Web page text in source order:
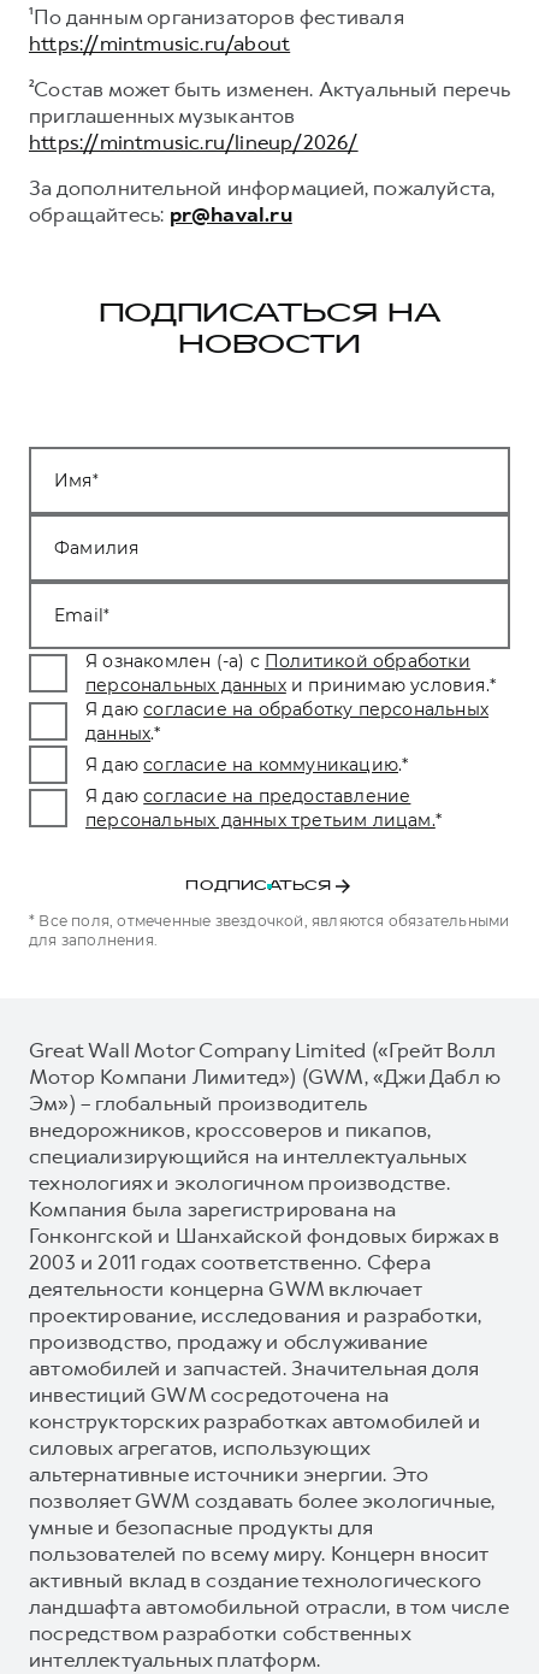
¹По данным организаторов фестиваля
https://mintmusic.ru/about
²Состав может быть изменен. Актуальный перечь
приглашенных музыкантов
https://mintmusic.ru/lineup/2026/
За дополнительной информацией, пожалуйста,
обращайтесь: pr@haval.ru
ПОДПИСАТЬСЯ НА
НОВОСТИ
Имя
Фамилия
Email
Я ознакомлен (-а) с Политикой обработки
персональных данных и принимаю условия.*
Я даю согласие на обработку персональных
данных.*
Я даю согласие на коммуникацию.*
Я даю согласие на предоставление
персональных данных третьим лицам.*
ПОДПИСАТЬСЯ
* Все поля, отмеченные звездочкой, являются обязательными
для заполнения.
Great Wall Motor Company Limited («Грейт Волл
Мотор Компани Лимитед») (GWM, «Джи Дабл ю
Эм») – глобальный производитель
внедорожников, кроссоверов и пикапов,
специализирующийся на интеллектуальных
технологиях и экологичном производстве.
Компания была зарегистрирована на
Гонконгской и Шанхайской фондовых биржах в
2003 и 2011 годах соответственно. Сфера
деятельности концерна GWM включает
проектирование, исследования и разработки,
производство, продажу и обслуживание
автомобилей и запчастей. Значительная доля
инвестиций GWM сосредоточена на
конструкторских разработках автомобилей и
силовых агрегатов, использующих
альтернативные источники энергии. Это
позволяет GWM создавать более экологичные,
умные и безопасные продукты для
пользователей по всему миру. Концерн вносит
активный вклад в создание технологического
ландшафта автомобильной отрасли, в том числе
посредством разработки собственных
интеллектуальных платформ.